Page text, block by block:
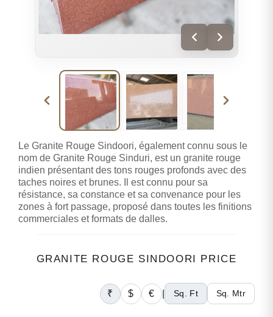
Le Granite Rouge Sindoori, également connu sous le
nom de Granite Rouge Sinduri, est un granite rouge
indien présentant des tons rouges profonds avec des
taches noires et brunes. Il est connu pour sa
résistance, sa constance et sa convenance pour les
zones à fort passage, proposé dans toutes les finitions
commerciales et formats de dalles.
GRANITE ROUGE SINDOORI PRICE
₹ $ € Sq. Ft Sq. Mtr